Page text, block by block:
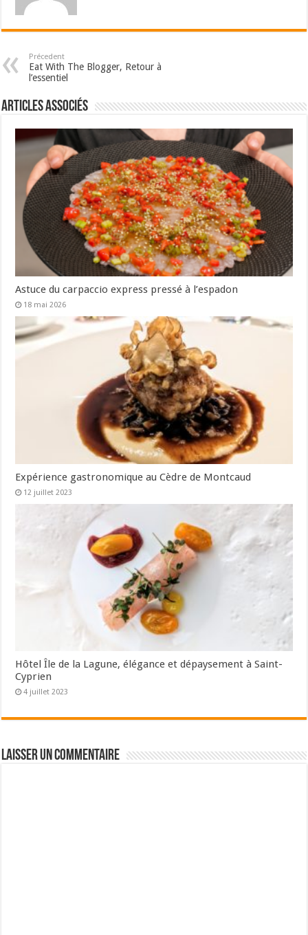
Précedent
Eat With The Blogger, Retour à
l’essentiel
Articles associés
Astuce du carpaccio express pressé à l’espadon
18 mai 2026
Expérience gastronomique au Cèdre de Montcaud
12 juillet 2023
Hôtel Île de la Lagune, élégance et dépaysement à Saint-
Cyprien
4 juillet 2023
Laisser un commentaire